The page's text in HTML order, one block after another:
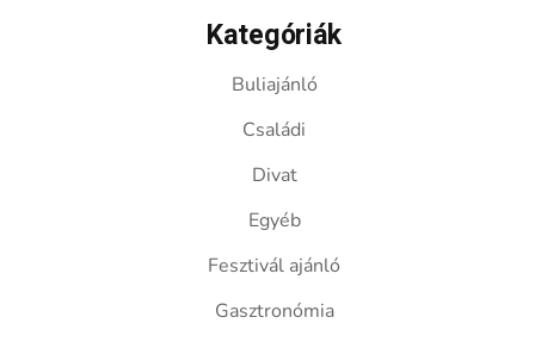
Kategóriák
Buliajánló
Családi
Divat
Egyéb
Fesztivál ajánló
Gasztronómia